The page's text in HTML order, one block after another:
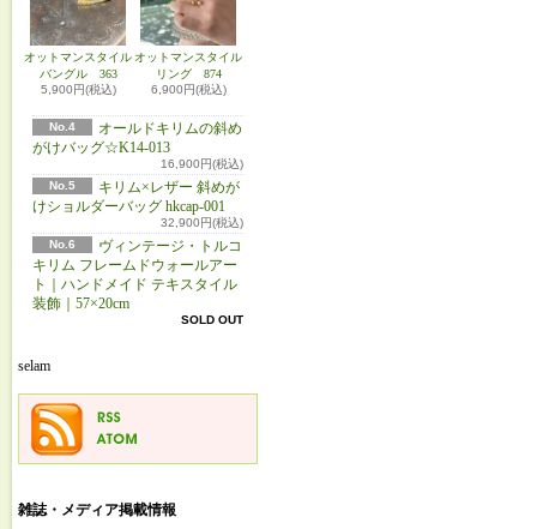
オットマンスタイル
バングル 363
5,900円(税込)
オットマンスタイル
リング 874
6,900円(税込)
No.4
オールドキリムの斜め
がけバッグ☆K14-013
16,900円(税込)
No.5
キリム×レザー 斜めが
けショルダーバッグ hkcap-001
32,900円(税込)
No.6
ヴィンテージ・トルコ
キリム フレームドウォールアー
ト｜ハンドメイド テキスタイル
装飾｜57×20cm
SOLD OUT
selam
雑誌・メディア掲載情報